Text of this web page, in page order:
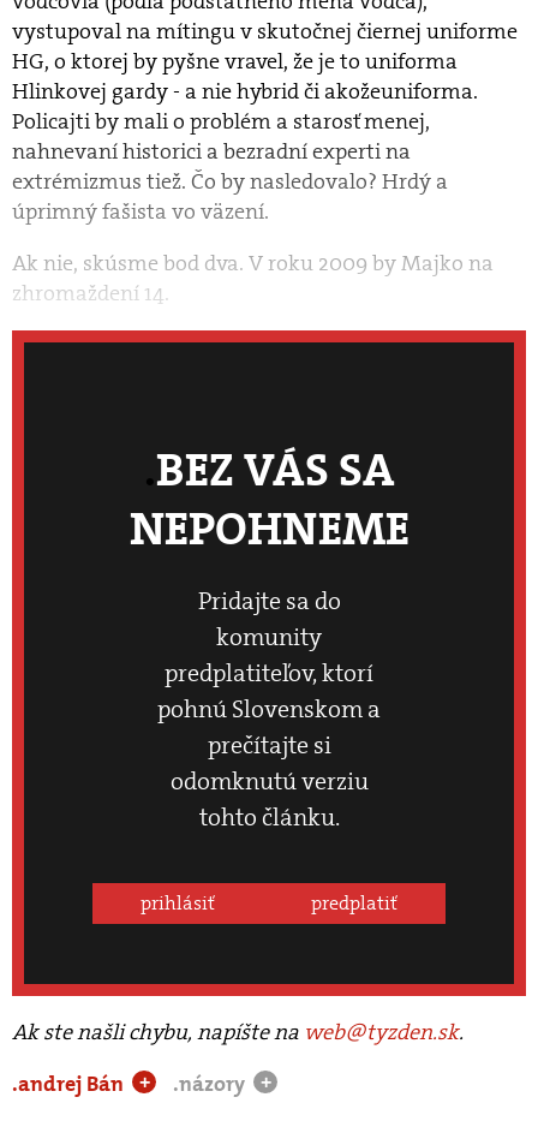
vystupoval na mítingu v skutočnej čiernej uniforme
HG, o ktorej by pyšne vravel, že je to uniforma
Hlinkovej gardy - a nie hybrid či akožeuniforma.
Policajti by mali o problém a starosť menej,
nahnevaní historici a bezradní experti na
extrémizmus tiež. Čo by nasledovalo? Hrdý a
úprimný fašista vo väzení.
Ak nie, skúsme bod dva. V roku 2009 by Majko na
zhromaždení 14.
BEZ VÁS SA
NEPOHNEME
Pridajte sa do
komunity
predplatiteľov, ktorí
pohnú Slovenskom a
prečítajte si
odomknutú verziu
tohto článku.
prihlásiť predplatiť
Ak ste našli chybu, napíšte na web@tyzden.sk.
.andrej Bán
+ .názory +